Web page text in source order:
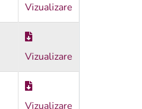
Vizualizare
Vizualizare
Vizualizare